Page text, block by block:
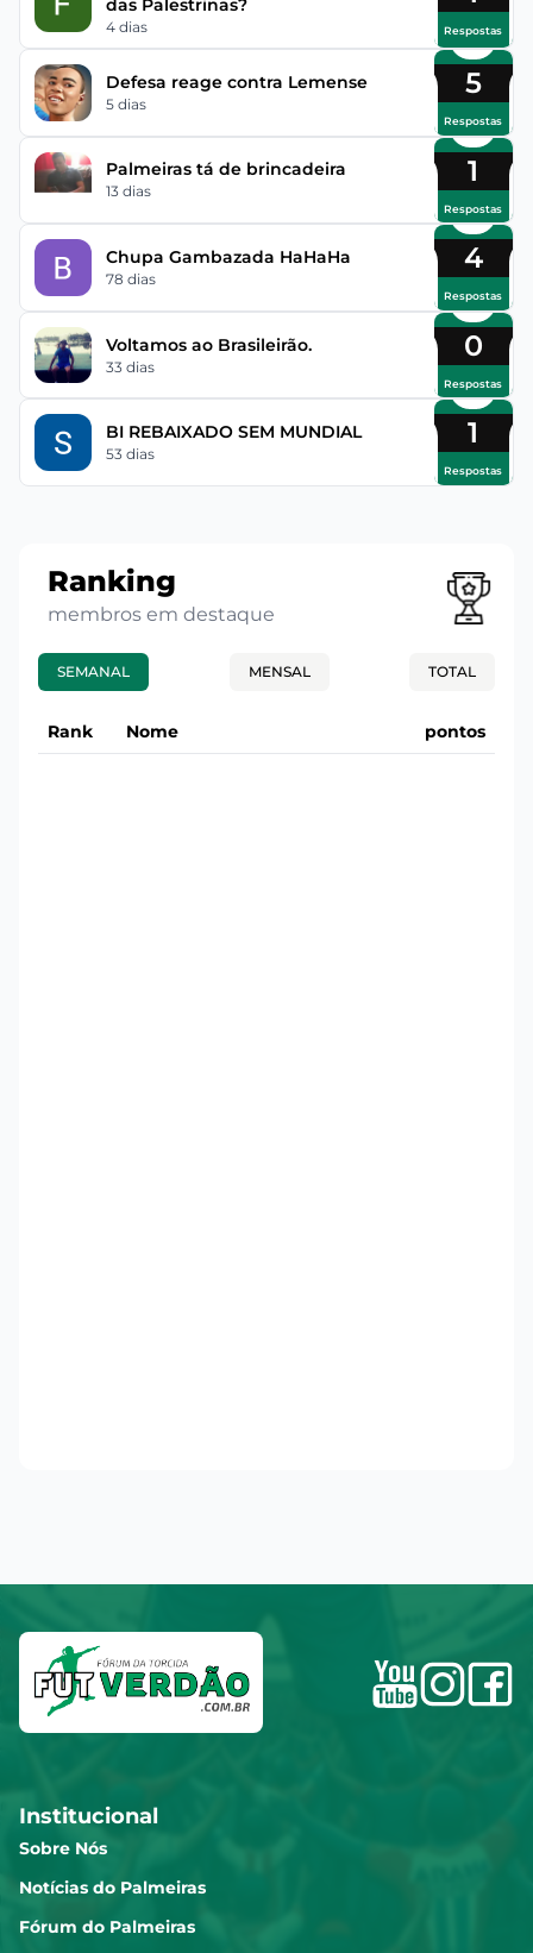
das Palestrinas?
4 dias Respostas
Defesa reage contra Lemense
5 dias
5
Respostas
Palmeiras tá de brincadeira
13 dias
1
Respostas
Chupa Gambazada HaHaHa
78 dias
4
Respostas
Voltamos ao Brasileirão.
33 dias
0
Respostas
BI REBAIXADO SEM MUNDIAL
53 dias
1
Respostas
Ranking
membros em destaque
SEMANAL MENSAL TOTAL
Rank Nome pontos
Institucional
Sobre Nós
Notícias do Palmeiras
Fórum do Palmeiras